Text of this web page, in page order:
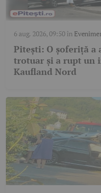
6 aug. 2026, 09:50în
Pitești: O șoferiță a
trotuar și a rupt un
Kaufland Nord